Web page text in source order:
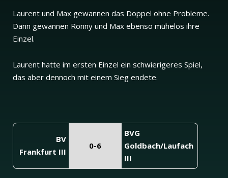
Laurent und Max gewannen das Doppel ohne Probleme.
Dann gewannen Ronny und Max ebenso mühelos ihre
Einzel.
Laurent hatte im ersten Einzel ein schwierigeres Spiel,
das aber dennoch mit einem Sieg endete.
BV
Frankfurt III
0-6
BVG
Goldbach/Laufach
III